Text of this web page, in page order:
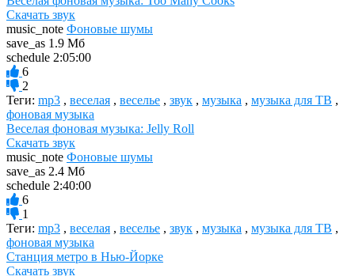
Скачать звук
music_note Фоновые шумы
save_as 1.9 Мб
schedule 2:05:00
6
2
Теги: mp3 , веселая , веселье , звук , музыка , музыка для ТВ ,
фоновая музыка
Веселая фоновая музыка: Jelly Roll
Скачать звук
music_note Фоновые шумы
save_as 2.4 Мб
schedule 2:40:00
6
1
Теги: mp3 , веселая , веселье , звук , музыка , музыка для ТВ ,
фоновая музыка
Станция метро в Нью-Йорке
Скачать звук